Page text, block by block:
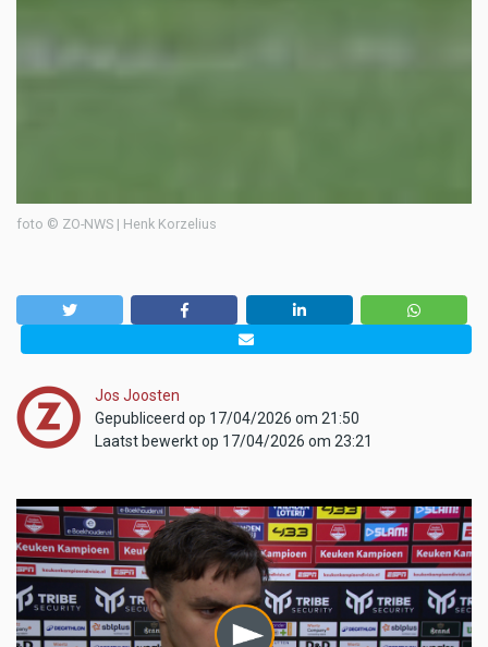
foto © ZO-NWS | Henk Korzelius
Jos Joosten
Gepubliceerd op 17/04/2026 om 21:50
Laatst bewerkt op 17/04/2026 om 23:21